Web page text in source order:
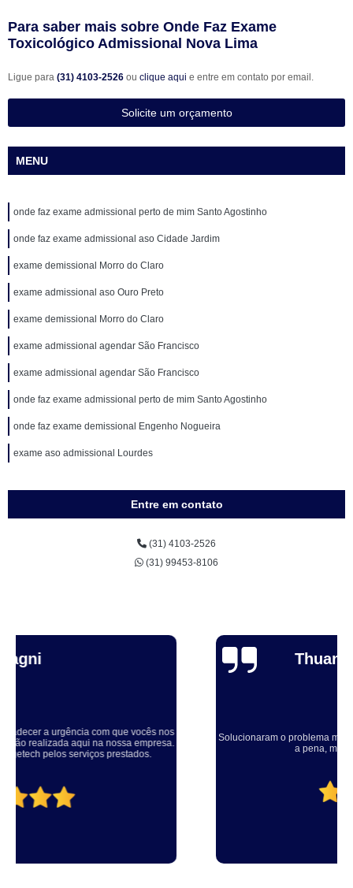
Para saber mais sobre Onde Faz Exame
Toxicológico Admissional Nova Lima
Ligue para (31) 4103-2526 ou clique aqui e entre em contato por email.
Solicite um orçamento
MENU
onde faz exame admissional perto de mim Santo Agostinho
onde faz exame admissional aso Cidade Jardim
exame demissional Morro do Claro
exame admissional aso Ouro Preto
exame demissional Morro do Claro
exame admissional agendar São Francisco
exame admissional agendar São Francisco
onde faz exame admissional perto de mim Santo Agostinho
onde faz exame demissional Engenho Nogueira
exame aso admissional Lourdes
Entre em contato
(31) 4103-2526
(31) 99453-8106
Solucionaram o problema muito rápido, equipe educada e atenciosa. Vale
a pena, meu equipamento ficou ótimo.